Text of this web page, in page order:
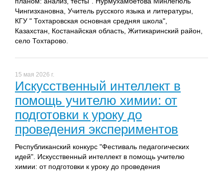
Чингизхановна, Учитель русского языка и литературы,
КГУ " Тохтаровская основная средняя школа",
Казахстан, Костанайская область, Житикаринский район,
село Тохтарово.
15 мая 2026 г.
Искусственный интеллект в
помощь учителю химии: от
подготовки к уроку до
проведения экспериментов
Республиканский конкурс "Фестиваль педагогических
идей". Искусственный интеллект в помощь учителю
химии: от подготовки к уроку до проведения